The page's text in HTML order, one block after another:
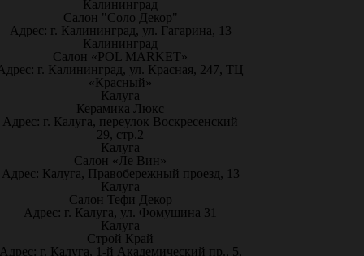
Калининград
Салон "Соло Декор"
Адрес: г. Калининград, ул. Гагарина, 13
Калининград
Салон «POL MARKET»
г. Калининград, ул. Красная, 247, ТЦ
«Красный»
Калуга
Керамика Люкс
Адрес: г. Калуга, переулок Воскресенский
29, стр.2
Калуга
Салон «Ле Вин»
Адрес: Калуга, Правобережный проезд, 13
Калуга
Салон Тефи Декор
Адрес: г. Калуга, ул. Фомушина 31
Калуга
Строй Край
г. Калуга, 1-й Академический пр., 5,